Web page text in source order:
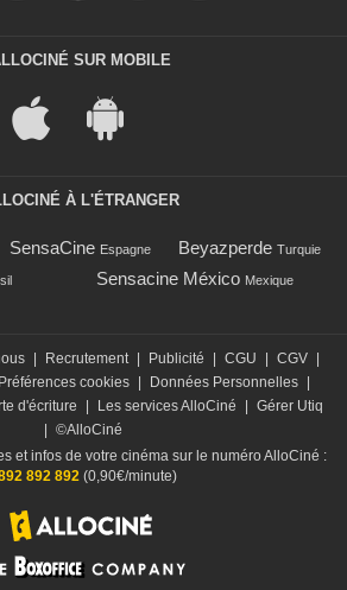
SUR MOBILE
À L'ÉTRANGER
SensaCine Espagne Beyazperde Turquie
Sensacine México Mexique
Recrutement Publicité CGU CGV
Préférences cookies Données Personnelles
d'écriture Les services AlloCiné
Gérer Utiq
©AlloCiné
et infos de votre cinéma sur le numéro AlloCiné :
892 892(0,90€/minute)